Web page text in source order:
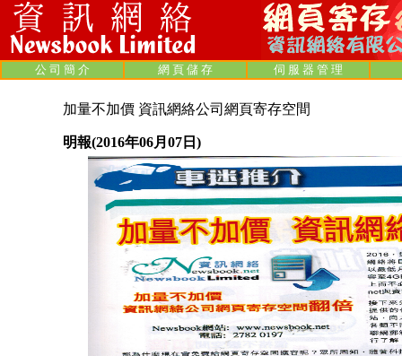
公 司 簡 介 網 頁 儲 存 伺 服 器 管 理
加量不加價 資訊網絡公司網頁寄存空間
明報(2016年06月07日)